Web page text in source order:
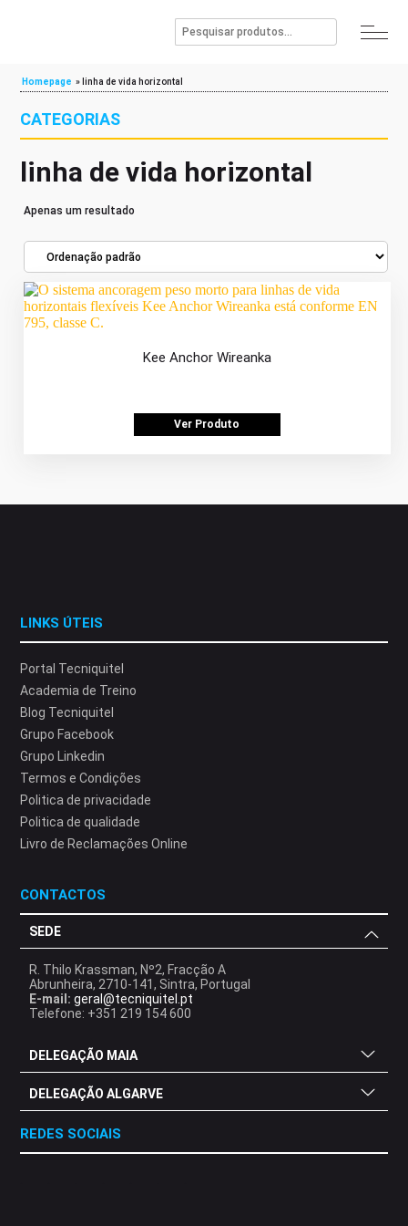
Homepage » linha de vida horizontal
CATEGORIAS
linha de vida horizontal
Apenas um resultado
Kee Anchor Wireanka
Ver Produto
LINKS ÚTEIS
Portal Tecniquitel
Academia de Treino
Blog Tecniquitel
Grupo Facebook
Grupo Linkedin
Termos e Condições
Politica de privacidade
Politica de qualidade
Livro de Reclamações Online
CONTACTOS
SEDE
R. Thilo Krassman, Nº2, Fracção A
Abrunheira, 2710-141, Sintra, Portugal
E-mail: geral@tecniquitel.pt
Telefone: +351 219 154 600
DELEGAÇÃO MAIA
DELEGAÇÃO ALGARVE
REDES SOCIAIS